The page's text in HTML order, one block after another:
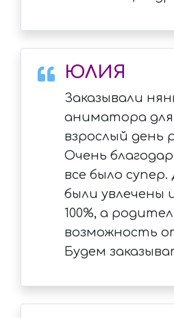
ЮЛИЯ
Заказывали
аниматора
взрослый день
Очень
все было
были увлечены
100%, а
возможность
Будем